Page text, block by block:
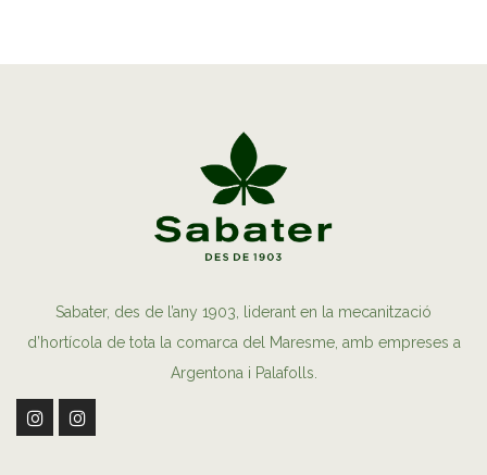
Sabater, des de l’any 1903, liderant en la mecanització
d’hortícola de tota la comarca del Maresme, amb empreses a
Argentona i Palafolls.